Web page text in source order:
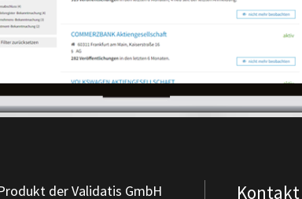
der Validatis GmbH Kontakt